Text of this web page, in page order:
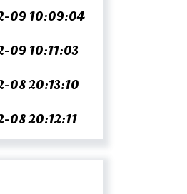
09 10:09:04
09 10:11:03
08 20:13:10
08 20:12:11